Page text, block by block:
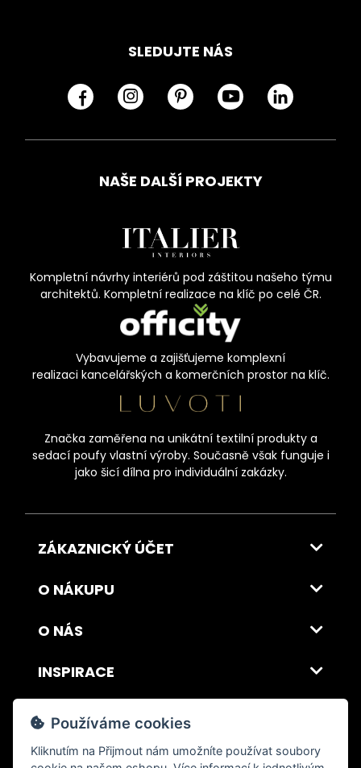
SLEDUJTE NÁS
NAŠE DALŠÍ PROJEKTY
Kompletní návrhy interiérů pod záštitou našeho týmu
architektů. Kompletní realizace na klíč po celé ČR.
Vybavujeme a zajišťujeme komplexní
realizaci kancelářských a komerčních prostor na klíč.
Značka zaměřena na unikátní textilní produkty a
sedací poufy vlastní výroby. Současně však funguje i
jako šicí dílna pro individuální zakázky.
ZÁKAZNICKÝ ÚČET
O NÁKUPU
O NÁS
INSPIRACE
DOPRAVA A PLATBA
Používáme cookies
Kliknutím na Přijmout nám umožníte používat soubory